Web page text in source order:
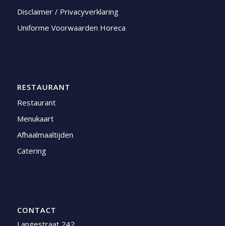
Disclaimer / Privacyverklaring
Uniforme Voorwaarden Horeca
RESTAURANT
Restaurant
Menukaart
Afhaalmaaltijden
Catering
CONTACT
Langestraat 242